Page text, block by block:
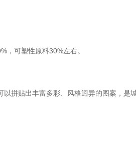
，可塑性原料30%左右。
拼贴出丰富多彩、风格迥异的图案，是